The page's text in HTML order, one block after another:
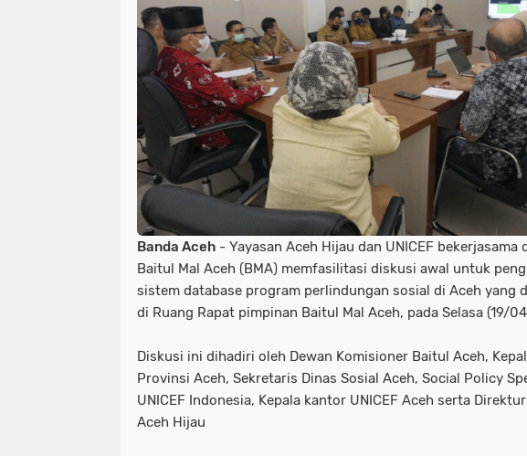
Banda Aceh - Yayasan Aceh Hijau dan UNICEF bekerjasama
Baitul Mal Aceh (BMA) memfasilitasi diskusi awal untuk
sistem database program perlindungan sosial di Aceh yang
di Ruang Rapat pimpinan Baitul Mal Aceh, pada Selasa (19/
Diskusi ini dihadiri oleh Dewan Komisioner Baitul Aceh,
Provinsi Aceh, Sekretaris Dinas Sosial Aceh, Social Policy
UNICEF Indonesia, Kepala kantor UNICEF Aceh serta
Aceh Hijau